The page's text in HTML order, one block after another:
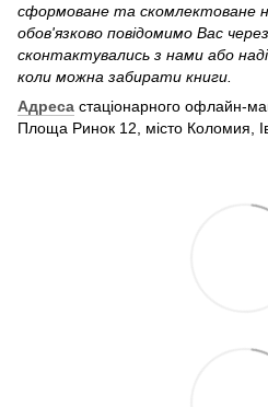
сформоване та скомлектоване
обов'язково повідомимо Вас
сконтактувались з нами або
коли можна забирати книги.
Адреса стаціонарного офлайн-
Площа Ринок 12, місто Коломия,